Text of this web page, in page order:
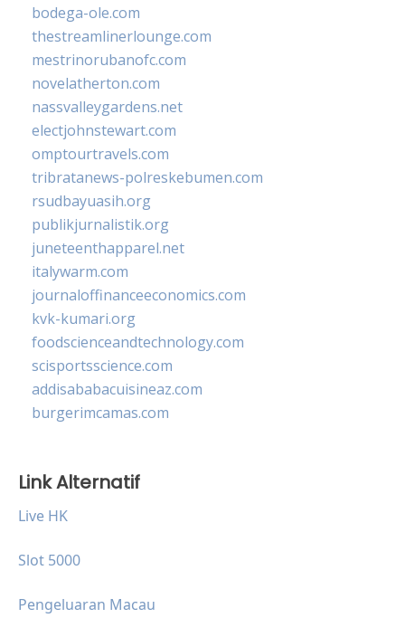
bodega-ole.com
thestreamlinerlounge.com
mestrinorubanofc.com
novelatherton.com
nassvalleygardens.net
electjohnstewart.com
omptourtravels.com
tribratanews-polreskebumen.com
rsudbayuasih.org
publikjurnalistik.org
juneteenthapparel.net
italywarm.com
journaloffinanceeconomics.com
kvk-kumari.org
foodscienceandtechnology.com
scisportsscience.com
addisababacuisineaz.com
burgerimcamas.com
Link Alternatif
Live HK
Slot 5000
Pengeluaran Macau